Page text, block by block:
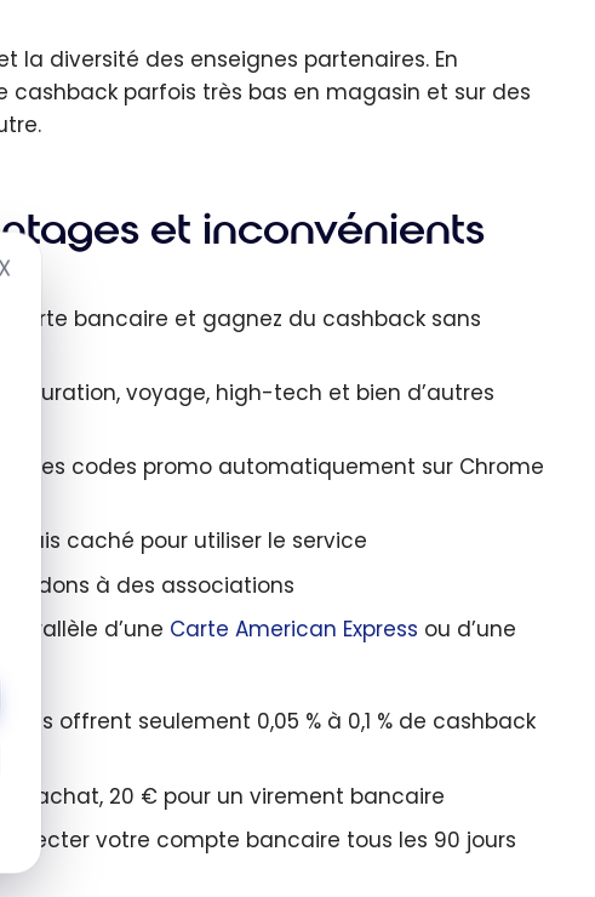
XMasquer le bandeau des cookies
la diversité des enseignes partenaires. En
parfois très bas en magasin et sur des
et inconvénients
carte bancaire et gagnez du cashback sans
voyage, high-tech et bien d’autres
les codes promo automatiquement sur Chrome
caché pour utiliser le service
dons à des associations
parallèle d’une Carte American Express ou d’une
offrent seulement 0,05 % à 0,1 % de cashback
d’achat, 20 € pour un virement bancaire
votre compte bancaire tous les 90 jours